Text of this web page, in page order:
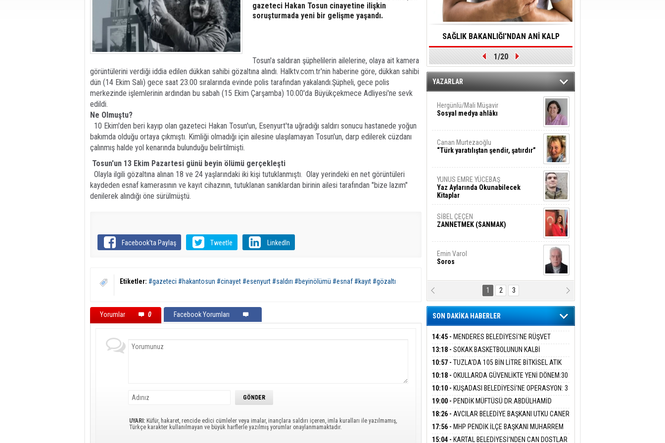
gazeteci Hakan Tosun cinayetine ilişkin
soruşturmada yeni bir gelişme yaşandı.
Tosun'a saldıran şüphelilerin ailelerine, olaya ait kamera
görüntülerini verdiği iddia edilen dükkan sahibi gözaltına alındı. Halktv.com.tr'nin haberine göre, dükkan sahibi
dün (14 Ekim Salı) gece saat 23.00 sıralarında evinde polis tarafından yakalandı.Şüpheli, gece polis
merkezinde işlemlerinin ardından bu sabah (15 Ekim Çarşamba) 10.00'da Büyükçekmece Adliyesi'ne sevk
edildi.
Ne Olmuştu?
10 Ekim'den beri kayıp olan gazeteci Hakan Tosun'un, Esenyurt'ta uğradığı saldırı sonucu hastanede yoğun
bakımda olduğu ortaya çıkmıştı. Kimliği olmadığı için ailesine ulaşılamayan Tosun'un, darp edilerek cüzdanı
çalınmış halde yol kenarında bulunduğu belirtilmişti.
Tosun'un 13 Ekim Pazartesi günü beyin ölümü gerçekleşti
Olayla ilgili gözaltına alınan 18 ve 24 yaşlarındaki iki kişi tutuklanmıştı. Olay yerindeki en net görüntüleri
kaydeden esnaf kamerasının ve kayıt cihazının, tutuklanan sanıklardan birinin ailesi tarafından "bize lazım"
denilerek alındığı öne sürülmüştü.
Facebook'ta Paylaş Tweetle LinkedIn
Etiketler: #gazeteci #hakantosun #cinayet #esenyurt #saldırı #beyinölümü #esnaf #kayıt #gözaltı
Yorumlar 0 Facebook Yorumları
UYARI: Küfür, hakaret, rencide edici cümleler veya imalar, inançlara saldırı içeren, imla kuralları ile yazılmamış,
Türkçe karakter kullanılmayan ve büyük harflerle yazılmış yorumlar onaylanmamaktadır.
SAĞLIK BAKANLIĞI'NDAN ANİ KALP
DURMALARINA HIZLI MÜDAHALE
EDİLMESİNE YÖNELİK ÖNLENMESİ İÇİN
ÖNEMLİ ADIM
1/20
YAZARLAR
Hergünlü/Mali Müşavir
Sosyal medya ahlâkı
Canan Murtezaoğlu
“Türk yaratılıştan şendir, şatırdır”
YUNUS EMRE YÜCEBAŞ
Yaz Aylarında Okunabilecek
Kitaplar
SİBEL ÇEÇEN
ZANNETMEK (SANMAK)
Emin Varol
Soros
Karanlık DNA Kuşaklararası
Şiddetin Biyolojik Faturası
Şiyar Adıyaman
Ben Bu Sahaya Sığmazam
Hasan Ali Çölük
Bir Satırın İçindeki İnsan
Ezgi Kılıç
SİVAS: ATEŞE ATILAN VİCDAN
BARIŞ BAŞARSLAN
1 2 3
SON DAKİKA HABERLER
14:45 - MENDERES BELEDİYESİ'NE RÜŞVET
OPERASYONU:BELEDİYE BAŞKANI İLKAY ÇİÇEK
ADLİYEYE SEVK EDİLDİ
13:18 - SOKAK BASKETBOLUNUN KALBİ
ÜMRANİYE’DE ATACAK
10:57 - TUZLA'DA 105 BİN LİTRE BİTKİSEL ATIK
YAĞ TOPLANDI
10:18 - OKULLARDA GÜVENLİKTE YENİ DÖNEM:30
BİN PERSONEL ALINACAK DEDEKTÖRLÜ ARAMA
GELİYOR
10:10 - KUŞADASI BELEDİYESİ'NE OPERASYON: 3
DALGADA 15 GÖZALTI
19:00 - PENDİK MÜFTÜSÜ DR.ABDÜLHAMİD
PEHLİVAN BASIN MENSUPLARINI AĞIRLADI
18:26 - AVCILAR BELEDİYE BAŞKANI UTKU CANER
ÇANKAYA HAKKINDA TAHLİYE KARARI
17:56 - MHP PENDİK İLÇE BAŞKANI MUHARREM
KIR KARTAL ORDULULAR DERNEĞİ HEYETİNİ
15:04 - KARTAL BELEDİYESİ’NDEN CAN DOSTLAR